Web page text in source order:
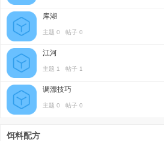
库湖
主题 0 帖子 0
江河
主题 1 帖子 1
调漂技巧
主题 0 帖子 0
饵料配方